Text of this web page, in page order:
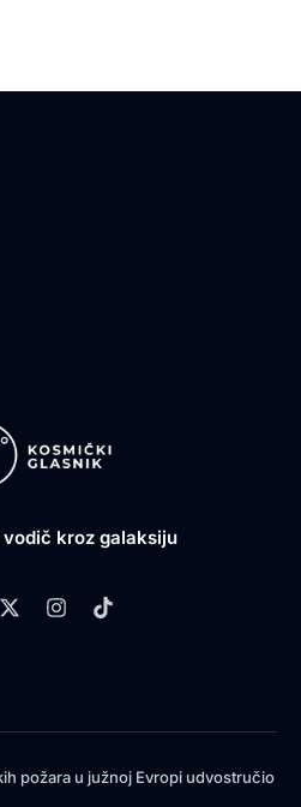
kroz galaksiju
požara u južnoj Evropi udvostručio